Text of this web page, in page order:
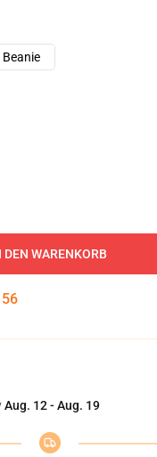
Beanie
DEN WARENKORB
55
Aug. 12 - Aug. 19